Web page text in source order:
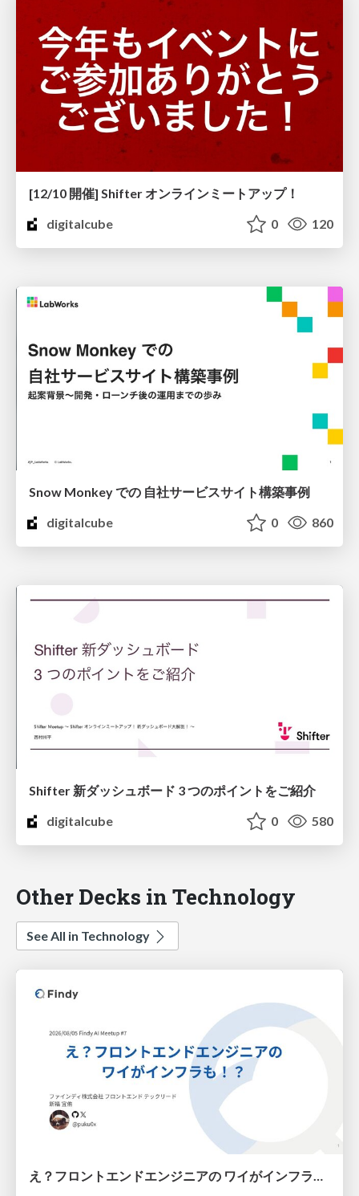
[12/10 開催] Shifter オンラインミートアップ！
digitalcube
0 120
Snow Monkey での 自社サービスサイト構築事例
digitalcube
0 860
Shifter 新ダッシュボード 3 つのポイントをご紹介
digitalcube
0 580
Other Decks in Technology
See All in Technology